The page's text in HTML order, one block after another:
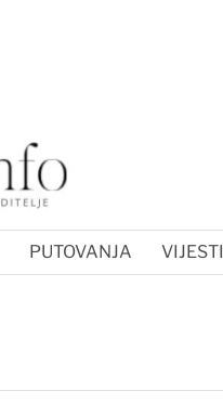
PUTOVANJA VIJESTI